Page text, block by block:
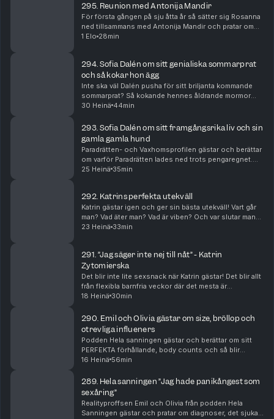
295. Reunion med Antonija Mandir
För första gången på sju åtta år så sätter sig Rosanna
ned tillsammans med Antonija Mandir och pratar om
livet, löpningen, dåliga knän och framförallt hennes
1 Elo 28min
294. Sofia Dalén om sitt genialiska sommarprat
och så kokar hon ägg
Inte ska väl Dalén pusha för sitt briljanta kommande
sommarprat? Så kokande hennes åldrande mormor
ägg och så avslöjar hon vad hon gjorde med 2000
busskortsfodral....
30 Heinä 44min
293. Sofia Dalén om sitt framgångsrika liv och sin
gamla gamla hund
Paradrätten- och Vaxhomsprofilen gästar och berättar
om varför Paradrätten lades ned trots pengaregnet.
Men också om två tillfällen i närtid som hon blivit lurad
25 Heinä 35min
292. Katrins perfekta utekväll
Katrin gästar igen och ger sin bästa utekväll! Vart går
man? Vad äter man? Vad är viben? Och var slutar man
liggandes på dansgolvet?
23 Heinä 33min
291. ”Jag säger inte nej till nåt” - Katrin
Zytomierska
Det blir inte lite sexsnack när Katrin gästar! Det blir allt
från flexibla barnfria veckor där det mesta är
välkommet till oldies.
18 Heinä 30min
290. Emil och Olivia gästar om size, bröllop och
otrevliga influeners
Podden Hela sanningen gästar och berättar om sitt
PERFEKTA förhållande, body counts och så blir
Rosanna lite lite sugen.
16 Heinä 56min
289. Hela sanningen ”Jag hade panikångest som
sexåring”
Realityproffsen Emil och Olivia från podden Hela
Sanningen gästar och pratar om diagnoser, det sjuka i